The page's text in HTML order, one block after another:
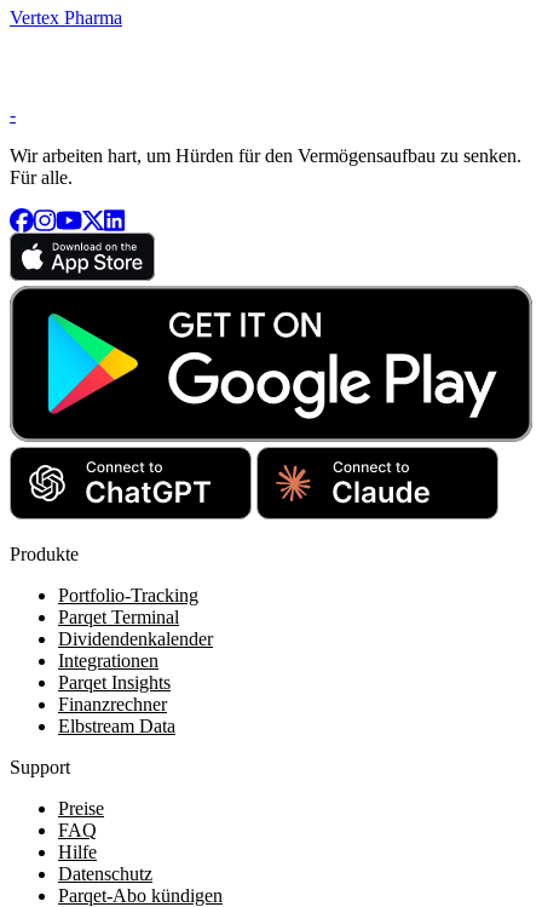
Vertex Pharma
-
Wir arbeiten hart, um Hürden für den Vermögensaufbau zu senken.
Für alle.
Produkte
Portfolio-Tracking
Parqet Terminal
Dividendenkalender
Integrationen
Parqet Insights
Finanzrechner
Elbstream Data
Support
Preise
FAQ
Hilfe
Datenschutz
Parqet-Abo kündigen